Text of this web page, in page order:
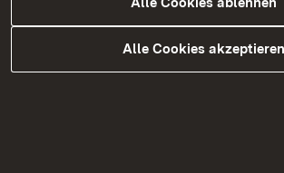
Alle Cookies akzeptieren